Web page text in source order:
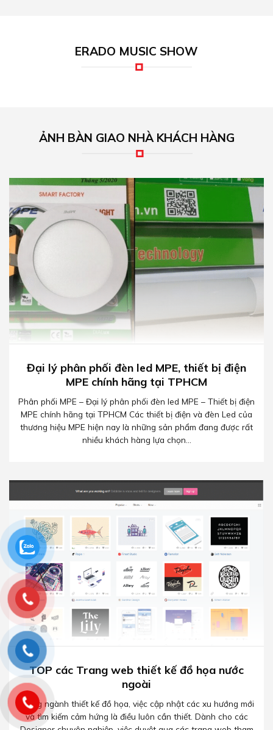
ERADO MUSIC SHOW
ẢNH BÀN GIAO NHÀ KHÁCH HÀNG
Đại lý phân phối đèn led MPE, thiết bị điện
MPE chính hãng tại TPHCM
Phân phối MPE – Đại lý phân phối đèn led MPE – Thiết bị điện
MPE chính hãng tại TPHCM Các thiết bị điện và đèn Led của
thương hiệu MPE hiện nay là những sản phẩm đang được rất
nhiều khách hàng lựa chọn...
TOP các Trang web thiết kế đồ họa nước
ngoài
Trong ngành thiết kế đồ họa, việc cập nhật các xu hướng mới
và tìm kiếm cảm hứng là điều luôn cần thiết. Dành cho các